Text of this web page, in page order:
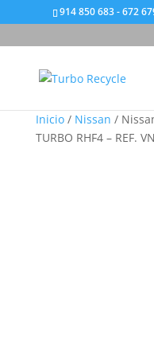
914 850 683 - 672
Inicio/ Nissan /
TURBO RHF4 – REF.